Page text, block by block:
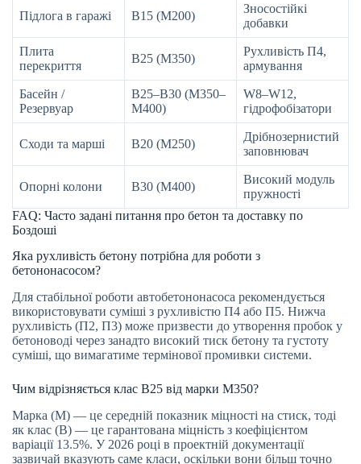
Підлога в гаражі В15 (М200)
Зносостійкі
добавки
Плита
перекриття
В25 (М350)
Рухливість П4,
армування
Басейн /
Резервуар
В25–В30 (М350–
М400)
W8–W12,
гідрофобізатори
Сходи та марші В20 (М250)
Дрібнозернистий
заповнювач
Опорні колони В30 (М400)
Високий модуль
пружності
FAQ: Часто задані питання про бетон та доставку по
Боздоші
Яка рухливість бетону потрібна для роботи з
бетононасосом?
Для стабільної роботи автобетононасоса рекомендується
використовувати суміші з рухливістю П4 або П5. Нижча
рухливість (П2, П3) може призвести до утворення пробок у
бетоноводі через занадто високий тиск бетону та густоту
суміші, що вимагатиме термінової промивки системи.
Чим відрізняється клас В25 від марки М350?
Марка (М) — це середній показник міцності на стиск, тоді
як клас (В) — це гарантована міцність з коефіцієнтом
варіації 13.5%. У 2026 році в проектній документації
зазвичай вказують саме класи, оскільки вони більш точно